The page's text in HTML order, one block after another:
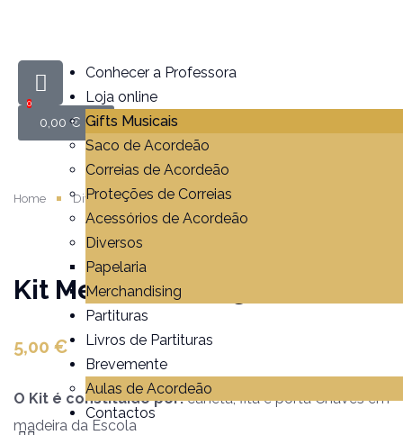
Conhecer a Professora
Loja online
Gifts Musicais
Saco de Acordeão
Correias de Acordeão
Proteções de Correias
Acessórios de Acordeão
Diversos
Papelaria
Merchandising
Partituras
Livros de Partituras
Brevemente
Aulas de Acordeão
Contactos
0,00€
0
Home Diversos Merchandising
Kit Merchandising
5,00 €
O Kit é constituído por:caneta, fita e porta Chaves em
madeira da Escola